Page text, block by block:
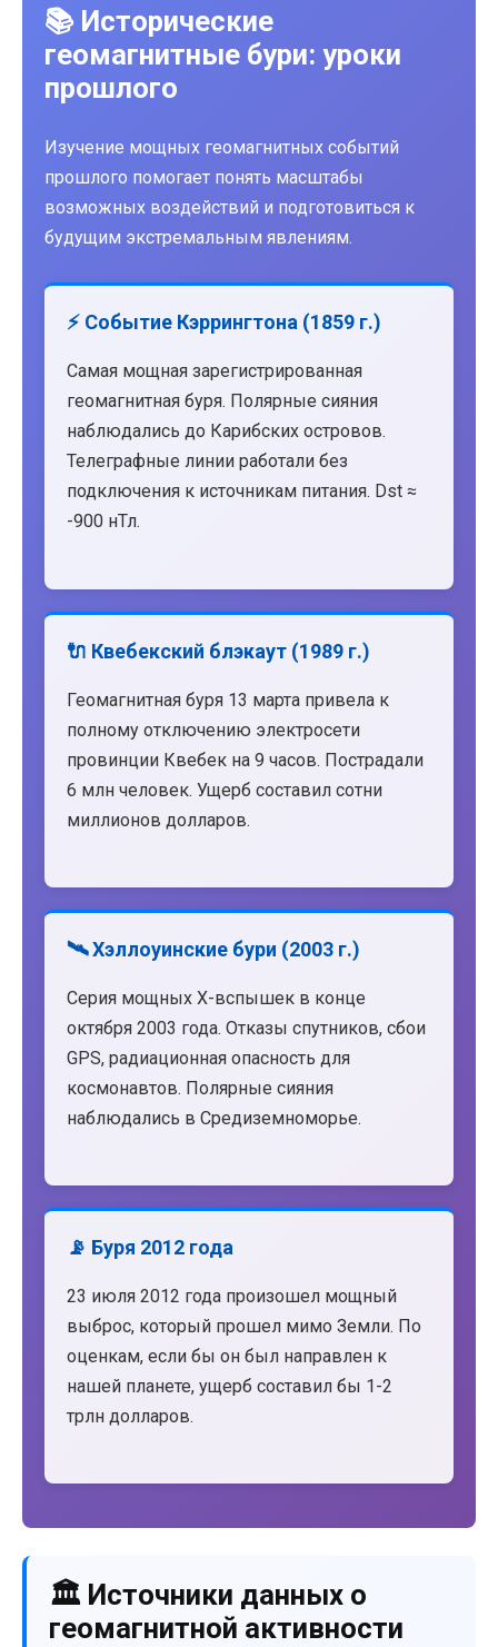
📚 Исторические
геомагнитные бури: уроки
прошлого
Изучение мощных геомагнитных событий
прошлого помогает понять масштабы
возможных воздействий и подготовиться к
будущим экстремальным явлениям.
⚡ Событие Кэррингтона (1859 г.)
Самая мощная зарегистрированная
геомагнитная буря. Полярные сияния
наблюдались до Карибских островов.
Телеграфные линии работали без
подключения к источникам питания. Dst ≈
-900 нТл.
🔌 Квебекский блэкаут (1989 г.)
Геомагнитная буря 13 марта привела к
полному отключению электросети
провинции Квебек на 9 часов. Пострадали
6 млн человек. Ущерб составил сотни
миллионов долларов.
🛰️ Хэллоуинские бури (2003 г.)
Серия мощных X-вспышек в конце
октября 2003 года. Отказы спутников, сбои
GPS, радиационная опасность для
космонавтов. Полярные сияния
наблюдались в Средиземноморье.
📡 Буря 2012 года
23 июля 2012 года произошел мощный
выброс, который прошел мимо Земли. По
оценкам, если бы он был направлен к
нашей планете, ущерб составил бы 1-2
трлн долларов.
🏛️ Источники данных о
геомагнитной активности